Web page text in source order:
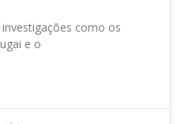
como os
e o